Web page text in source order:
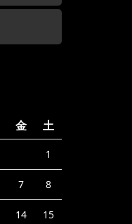
金 土
1
7 8
14 15